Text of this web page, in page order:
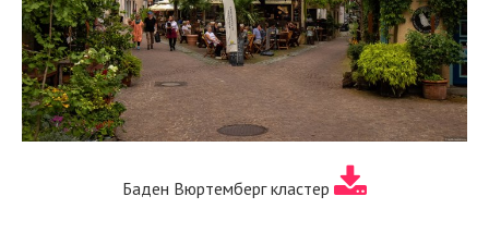
Баден Вюртемберг кластер